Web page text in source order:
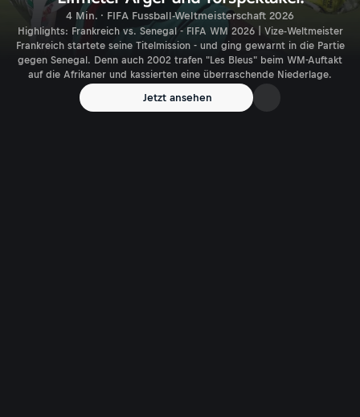
4 Min. · FIFA Fussball-Weltmeisterschaft 2026
Highlights: Frankreich vs. Senegal - FIFA WM 2026 | Vize-Weltmeister
Frankreich startete seine Titelmission - und ging gewarnt in die Partie
gegen Senegal. Denn auch 2002 trafen "Les Bleus" beim WM-Auftakt
auf die Afrikaner und kassierten eine überraschende Niederlage.
Jetzt ansehen